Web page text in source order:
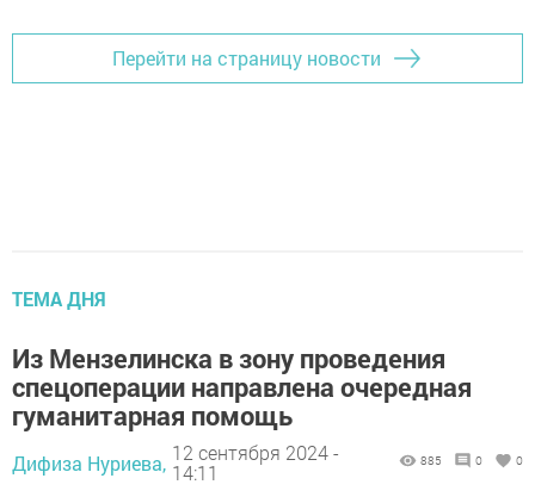
Перейти на страницу новости
ТЕМА ДНЯ
Из Мензелинска в зону проведения
спецоперации направлена очередная
гуманитарная помощь
Дифиза Нуриева, 12 сентября 2024 -
14:11
885 0 0